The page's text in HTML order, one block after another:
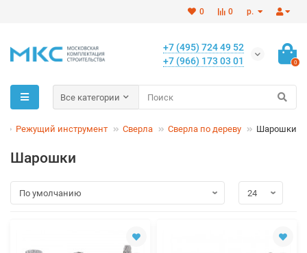
р.
0
0
+7 (495) 724 49 52
+7 (966) 173 03 01
0
Все категории
Режущий инструмент Сверла Сверла по дереву Шарошки
Шарошки